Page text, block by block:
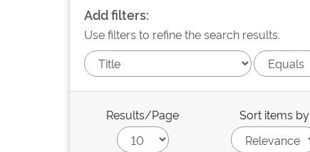
Add filters:
Use filters to refine the search results.
Results/Page Sort items by